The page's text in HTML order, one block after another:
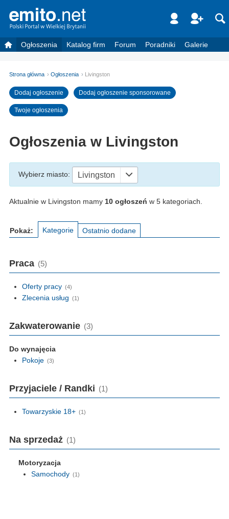
Ogłoszenia Katalog firm Forum Poradniki Galerie
Strona główna Ogłoszenia Livingston
Dodaj ogłoszenie Dodaj ogłoszenie sponsorowane
Twoje ogłoszenia
Ogłoszenia w Livingston
Wybierz miasto: Livingston
Aktualnie w Livingston mamy 10 ogłoszeń w 5 kategoriach.
Pokaż: Kategorie Ostatnio dodane
Praca (5)
Oferty pracy (4)
Zlecenia usług (1)
Zakwaterowanie (3)
Do wynajęcia
Pokoje (3)
Przyjaciele / Randki (1)
Towarzyskie 18+ (1)
Na sprzedaż (1)
Motoryzacja
Samochody (1)